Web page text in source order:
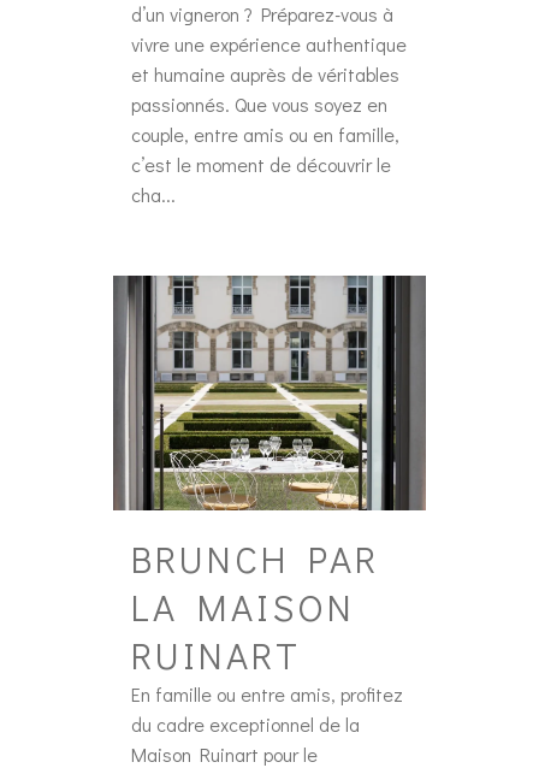
d’un vigneron ? Préparez-vous à
vivre une expérience authentique
et humaine auprès de véritables
passionnés. Que vous soyez en
couple, entre amis ou en famille,
c’est le moment de découvrir le
cha...
BRUNCH PAR
LA MAISON
RUINART
En famille ou entre amis, profitez
du cadre exceptionnel de la
Maison Ruinart pour le